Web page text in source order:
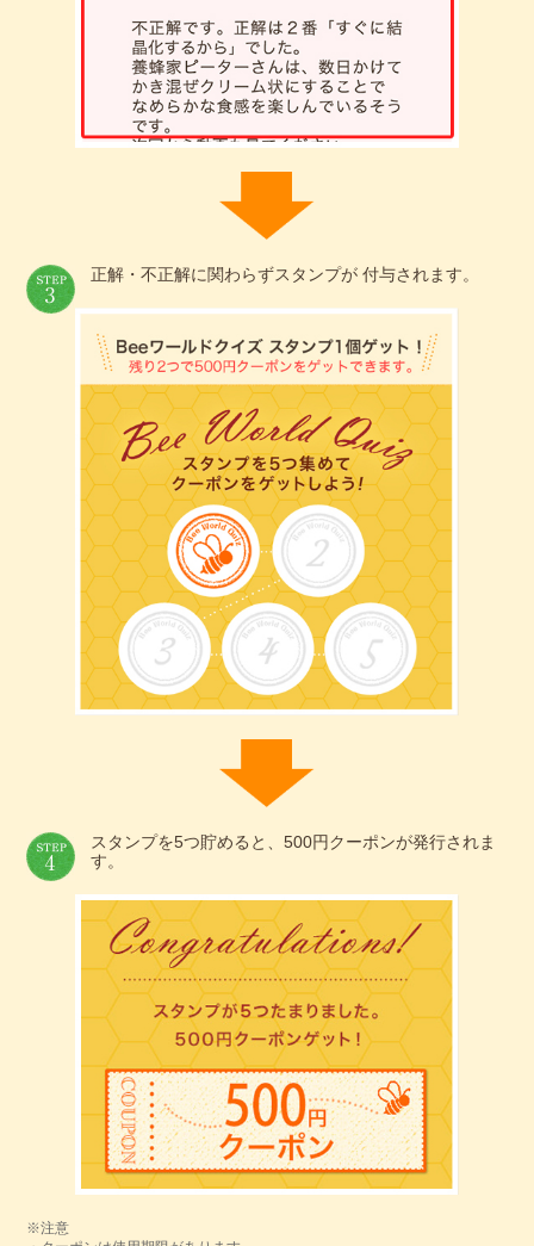
正解・不正解に関わらずスタンプが 付与されます。
スタンプを5つ貯めると、500円クーポンが発行されま
す。
※注意